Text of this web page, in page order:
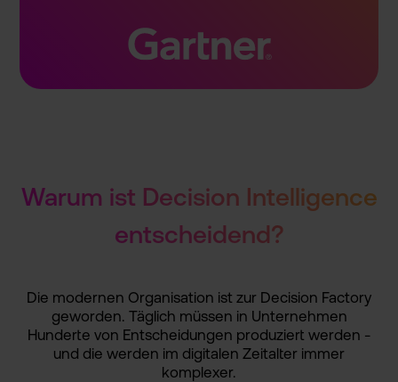
Warum ist Decision Intellig­ence
entschei­dend?
Die modernen Organisa­tion ist zur Decision Factory
geworden­. Täglich müssen in Unterneh­men
Hunderte von Entschei­dungen produzie­rt werden -
und die werden im digitale­n Zeitalte­r immer
komplexe­r.